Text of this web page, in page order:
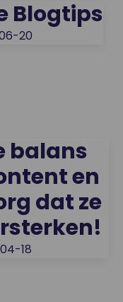
Blogtips
20
balans
en
dat ze
18